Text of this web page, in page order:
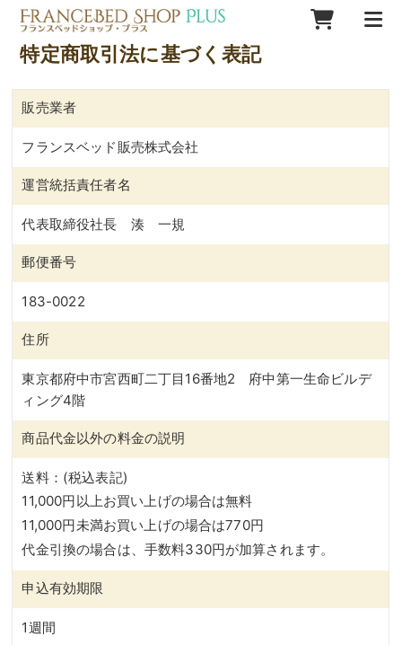
特定商取引法に基づく表記
販売業者
フランスベッド販売株式会社
運営統括責任者名
代表取締役社長 湊 一規
郵便番号
183-0022
住所
東京都府中市宮西町二丁目16番地2 府中第一生命ビルデ
ィング4階
商品代金以外の料金の説明
送料：(税込表記)
11,000円以上お買い上げの場合は無料
11,000円未満お買い上げの場合は770円
代金引換の場合は、手数料330円が加算されます。
申込有効期限
1週間